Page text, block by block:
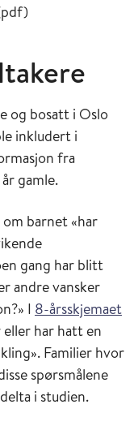
og bosatt i Oslo
inkludert i
fra
gamle.
barnet «har
gang har blitt
andre vansker
I 8-årsskjemaet
har hatt en
Familier hvor
spørsmålene
i studien.